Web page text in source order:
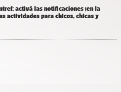
activá las notificaciones (en la
actividades para chicos, chicas y